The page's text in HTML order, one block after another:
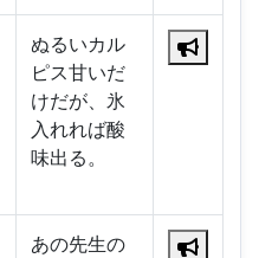
ぬるいカル
ピス甘いだ
けだが、氷
入れれば酸
味出る。
あの先生の